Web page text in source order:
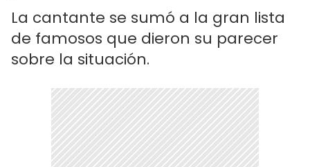
La cantante se sumó a la gran lista
de famosos que dieron su parecer
sobre la situación.